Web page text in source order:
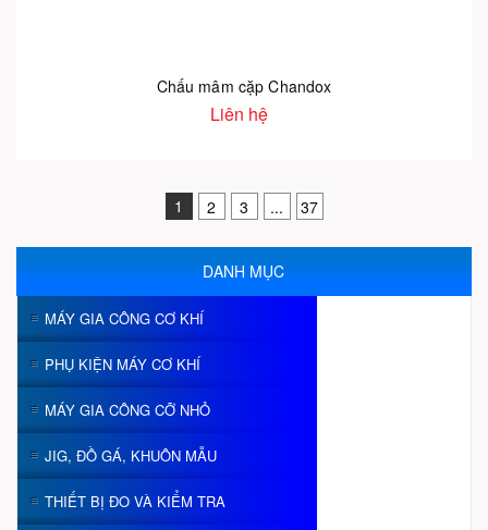
Chấu mâm cặp Chandox
Liên hệ
1 2 3 ... 37
DANH MỤC
MÁY GIA CÔNG CƠ KHÍ
PHỤ KIỆN MÁY CƠ KHÍ
MÁY GIA CÔNG CỠ NHỎ
JIG, ĐỒ GÁ, KHUÔN MẪU
THIẾT BỊ ĐO VÀ KIỂM TRA